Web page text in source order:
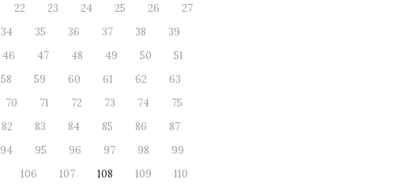
22 23 24 25 26
27
34 35 36 37 38
39
46 47 48 49 50
51
58 59 60 61 62
63
70 71 72 73 74
75
82 83 84 85 86
87
94 95 96 97 98
99
106 107 108 109 110